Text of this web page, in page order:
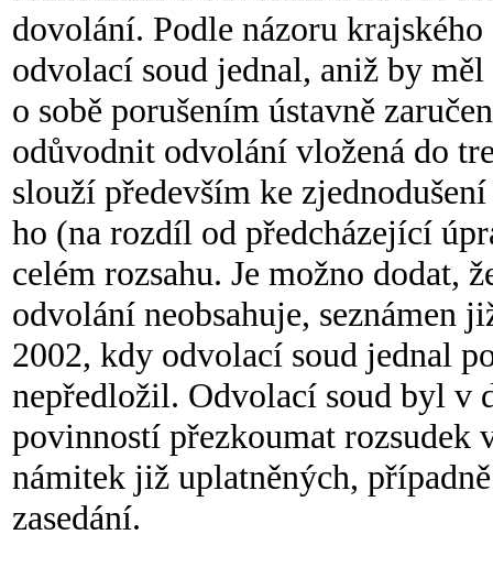
dovolání. Podle názoru
odvolací soud jednal, aniž by
o sobě porušením ústavně
odůvodnit odvolání vložená do
slouží především ke
ho (na rozdíl od předcházející
celém rozsahu. Je možno dodat,
odvolání neobsahuje, seznámen
2002, kdy odvolací soud jednal
nepředložil. Odvolací soud byl v
povinností přezkoumat rozsudek
námitek již uplatněných,
zasedání.